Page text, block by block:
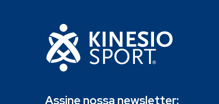
Assine nossa newsletter: